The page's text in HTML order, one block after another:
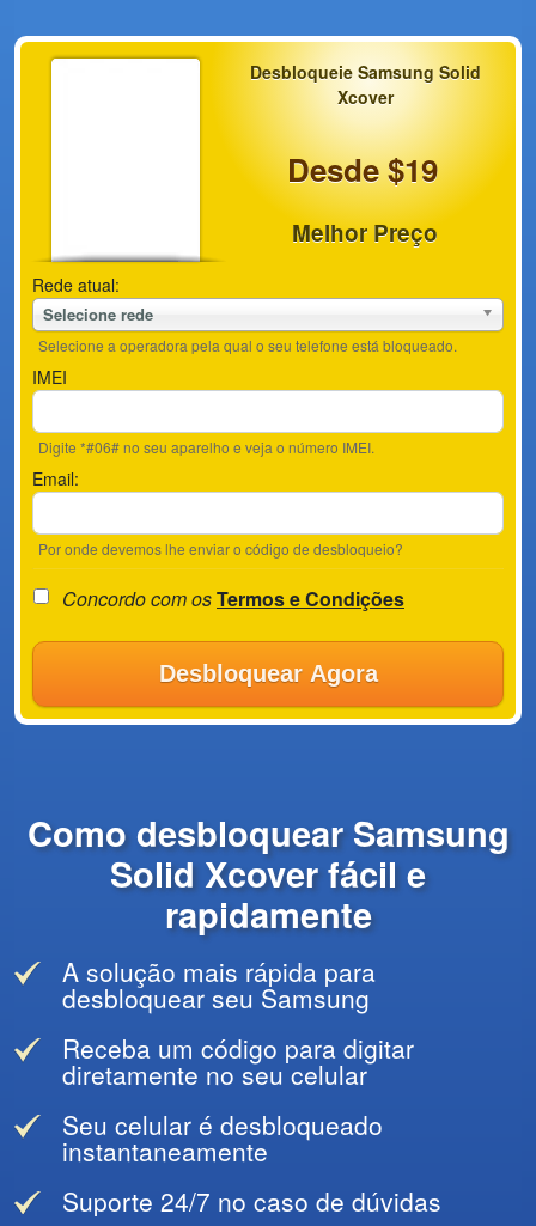
Desbloqueie Samsung Solid
Xcover
Desde $19
Melhor Preço
Rede atual:
Selecione rede
Selecione a operadora pela qual o seu telefone está bloqueado.
IMEI
Digite *#06# no seu aparelho e veja o número IMEI.
Email:
Por onde devemos lhe enviar o código de desbloqueio?
Concordo com osTermos e Condições
Desbloquear Agora
Como desbloquear Samsung
Solid Xcover fácil e
rapidamente
A solução mais rápida para
desbloquear seu Samsung
Receba um código para digitar
diretamente no seu celular
Seu celular é desbloqueado
instantaneamente
Suporte 24/7 no caso de dúvidas